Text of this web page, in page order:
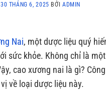
30 THÁNG 6, 2025 BỞI ADMIN
Nai, một dược liệu quý
sức khỏe. Không chỉ là
cao xương nai là gì?
về loại dược liệu này.